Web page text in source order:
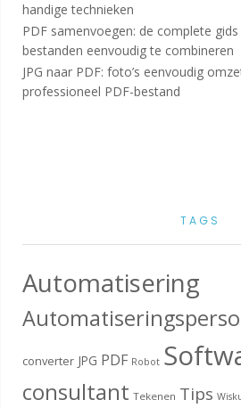
handige technieken
PDF samenvoegen: de complete
bestanden eenvoudig te combineren
JPG naar PDF: foto’s eenvoudig
professioneel PDF-bestand
TAGS
Automatisering
converter JPG PDF Robot
consultant Tekenen Tips